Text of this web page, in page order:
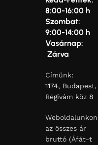
8:00-16:00 h
Szombat:
9:00-14:00 h
Vasárnap:
Zárva
Címünk:
1174, Budapest,
Régivám köz 8
Weboldalunkon
az összes ár
bruttó (Áfát-t